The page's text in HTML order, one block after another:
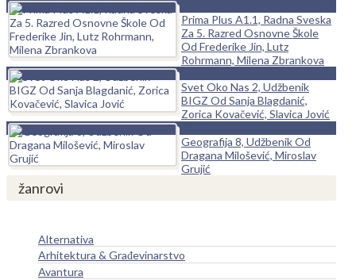
Prima Plus A1.1, Radna Sveska
Za 5. Razred Osnovne Škole
Od Frederike Jin, Lutz
Rohrmann, Milena Zbrankova
Svet Oko Nas 2, Udžbenik
BIGZ Od Sanja Blagdanić,
Zorica Kovačević, Slavica Jović
Geografija 8, Udžbenik Od
Dragana Milošević, Miroslav
Grujić
žanrovi
Alternativa
Arhitektura & Građevinarstvo
Avantura